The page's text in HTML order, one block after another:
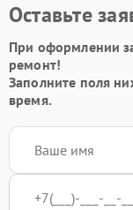
Оставьте
При оформлении
ремонт!
Заполните поля
время.